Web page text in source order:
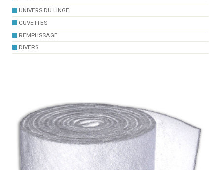
UNIVERS DU LINGE
CUVETTES
REMPLISSAGE
DIVERS